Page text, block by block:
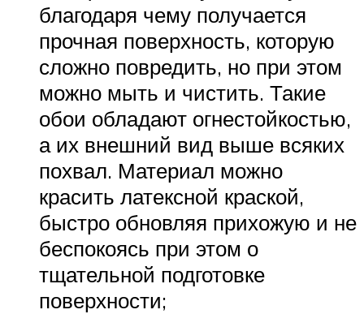
благодаря чему получается
прочная поверхность, которую
сложно повредить, но при этом
можно мыть и чистить. Такие
обои обладают огнестойкостью,
а их внешний вид выше всяких
похвал. Материал можно
красить латексной краской,
быстро обновляя прихожую и не
беспокоясь при этом о
тщательной подготовке
поверхности;